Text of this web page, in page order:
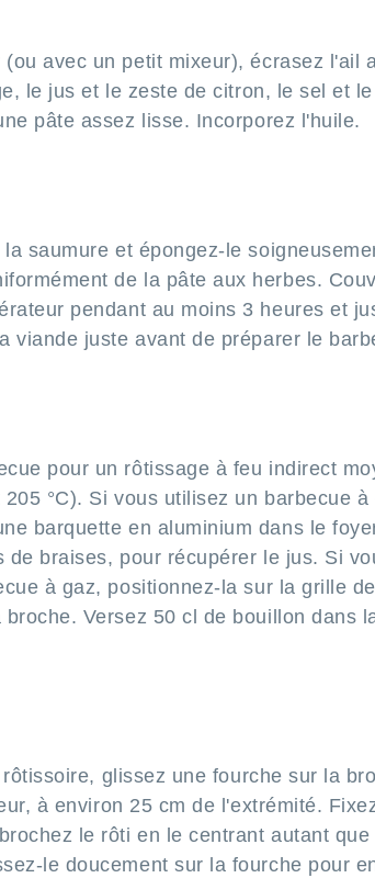
(ou avec un petit mixeur), écrasez l'ail
le jus et le zeste de citron, le sel et
pâte assez lisse. Incorporez l'huile.
saumure et épongez-le
de la pâte aux herbes.
pendant au moins 3 heures et
viande juste avant de préparer le
pour un rôtissage à feu indirect
205 °C). Si vous utilisez un barbecue à
barquette en aluminium dans le
de braises, pour récupérer le jus. Si
à gaz, positionnez-la sur la grille de
Versez 50 cl de bouillon dans
glissez une fourche sur la
à environ 25 cm de l'extrémité.
le rôti en le centrant autant que
le doucement sur la fourche pour